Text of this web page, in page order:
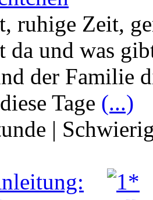
ruhige Zeit,
da und was
der Familie
Tage (...)
|